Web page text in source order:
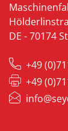
DE - 70174
+49
+49